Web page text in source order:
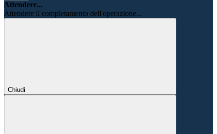
Attendere...
Attendere il completamento dell'operazione...
Chiudi